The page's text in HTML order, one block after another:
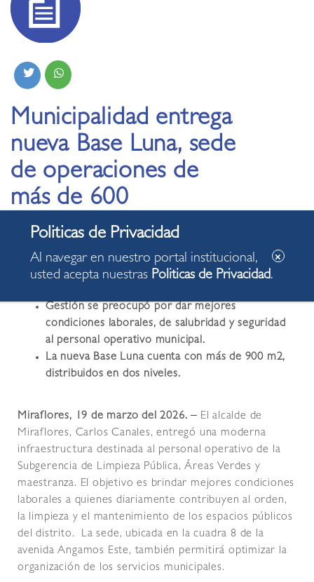
Municipalidad entrega
nueva Base Luna, sede
de operaciones de
más de 600
trabajadores
19.03.2026
Gestión se preocupó por dar mejores
condiciones laborales, de salubridad y seguridad
al personal operativo municipal.
La nueva Base Luna cuenta con más de 900 m2,
distribuidos en dos niveles.
Miraflores, 19 de marzo del 2026. – El alcalde de
Miraflores, Carlos Canales, entregó una moderna
infraestructura destinada al personal operativo de la
Subgerencia de Limpieza Pública, Áreas Verdes y
maestranza. El objetivo es brindar mejores condiciones
laborales a quienes diariamente contribuyen al orden,
la limpieza y el mantenimiento de los espacios públicos
del distrito. La sede, ubicada en la cuadra 8 de la
avenida Angamos Este, también permitirá optimizar la
organización de los servicios municipales.
Al navegar en nuestro portal institucional,
usted acepta nuestras Politicas de Privacidad.